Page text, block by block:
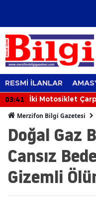
RESMİ İLANLAR
03:41 İki Motosiklet
Merzifon Bilgi Gazetesi
Doğal Gaz
Cansız
Gizemli